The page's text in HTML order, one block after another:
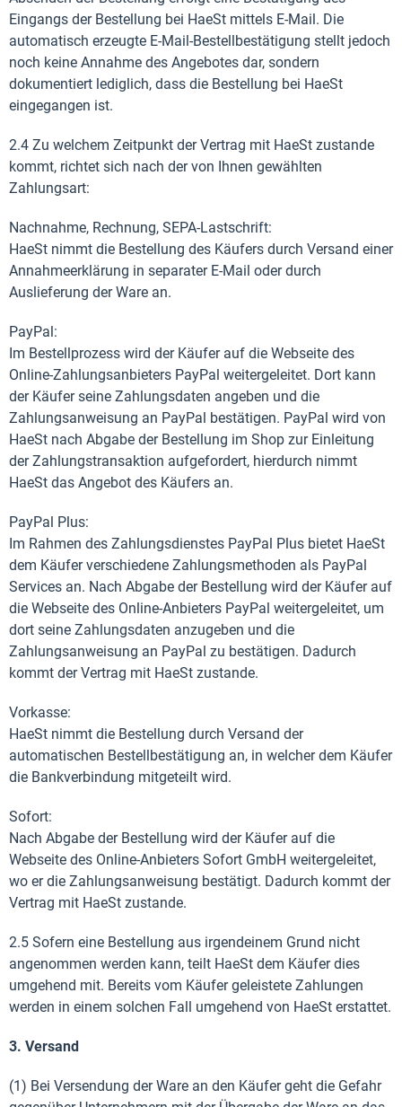
Eingangs der Bestellung bei HaeSt mittels E-Mail. Die
automatisch erzeugte E-Mail-Bestellbestätigung stellt jedoch
noch keine Annahme des Angebotes dar, sondern
dokumentiert lediglich, dass die Bestellung bei HaeSt
eingegangen ist.
2.4 Zu welchem Zeitpunkt der Vertrag mit HaeSt zustande
kommt, richtet sich nach der von Ihnen gewählten
Zahlungsart:
Nachnahme, Rechnung, SEPA-Lastschrift:
HaeSt nimmt die Bestellung des Käufers durch Versand einer
Annahmeerklärung in separater E-Mail oder durch
Auslieferung der Ware an.
PayPal:
Im Bestellprozess wird der Käufer auf die Webseite des
Online-Zahlungsanbieters PayPal weitergeleitet. Dort kann
der Käufer seine Zahlungsdaten angeben und die
Zahlungsanweisung an PayPal bestätigen. PayPal wird von
HaeSt nach Abgabe der Bestellung im Shop zur Einleitung
der Zahlungstransaktion aufgefordert, hierdurch nimmt
HaeSt das Angebot des Käufers an.
PayPal Plus:
Im Rahmen des Zahlungsdienstes PayPal Plus bietet HaeSt
dem Käufer verschiedene Zahlungsmethoden als PayPal
Services an. Nach Abgabe der Bestellung wird der Käufer auf
die Webseite des Online-Anbieters PayPal weitergeleitet, um
dort seine Zahlungsdaten anzugeben und die
Zahlungsanweisung an PayPal zu bestätigen. Dadurch
kommt der Vertrag mit HaeSt zustande.
Vorkasse:
HaeSt nimmt die Bestellung durch Versand der
automatischen Bestellbestätigung an, in welcher dem Käufer
die Bankverbindung mitgeteilt wird.
Sofort:
Nach Abgabe der Bestellung wird der Käufer auf die
Webseite des Online-Anbieters Sofort GmbH weitergeleitet,
wo er die Zahlungsanweisung bestätigt. Dadurch kommt der
Vertrag mit HaeSt zustande.
2.5 Sofern eine Bestellung aus irgendeinem Grund nicht
angenommen werden kann, teilt HaeSt dem Käufer dies
umgehend mit. Bereits vom Käufer geleistete Zahlungen
werden in einem solchen Fall umgehend von HaeSt erstattet.
3. Versand
(1) Bei Versendung der Ware an den Käufer geht die Gefahr